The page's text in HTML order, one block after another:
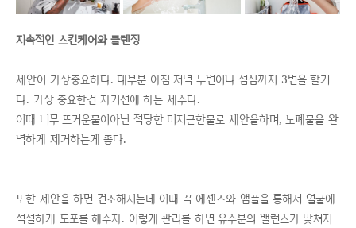
지속적인 스킨케어와 클렌징
세안이 가장중요하다. 대부분 아침 저녁 두번이나 점심까지 3번을 할거
다. 가장 중요한건 자기전에 하는 세수다.
이때 너무 뜨거운물이아닌 적당한 미지근한물로 세안을하며, 노폐물을 완
벽하게 제거하는게 좋다.
또한 세안을 하면 건조해지는데 이때 꼭 에센스와 앰플을 통해서 얼굴에
적절하게 도포를 해주자. 이렇게 관리를 하면 유수분의 밸런스가 맞쳐지